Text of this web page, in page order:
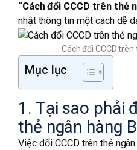
THÀNH LẬP CÔNG TY
GIẤY PHÉP KINH DOANH
ĐĂNG KÝ NHÃN HIỆU
TUYỂN DỤNG
LIÊN HỆ
“Cách đổi CCCD trên thẻ
nhật thông tin một cách dễ
Cách đổi CCCD
Mục lục
1. Tại sao phải
thẻ ngân hàng
Việc đổi CCCD trên thẻ